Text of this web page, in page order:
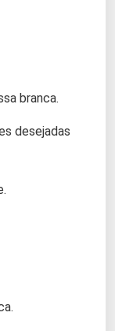
branca.
desejadas